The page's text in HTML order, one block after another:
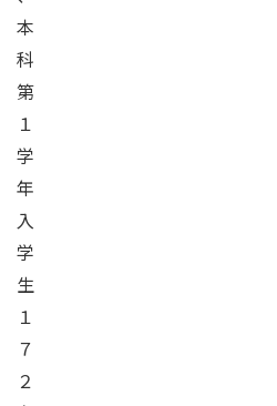
本
科
第
１
学
年
入
学
生
１
７
２